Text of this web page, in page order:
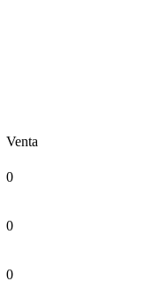
Venta
0
0
0